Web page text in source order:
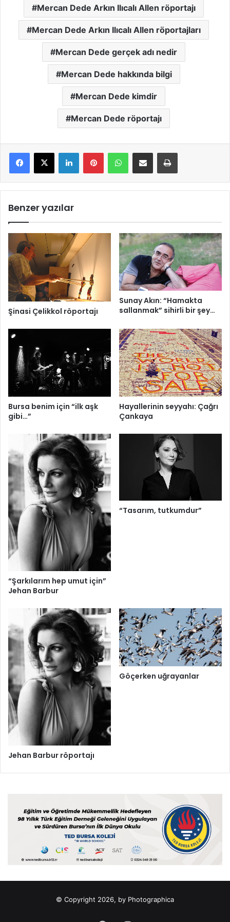
Mercan Dede Arkın Ilıcalı Allen röportajı
Mercan Dede Arkın Ilıcalı Allen röportajları
Mercan Dede gerçek adı nedir
Mercan Dede hakkında bilgi
Mercan Dede kimdir
Mercan Dede röportajı
Benzer yazılar
Şinasi Çelikkol röportajı
Sunay Akın: “Hamakta
sallanmak” sihirli bir şey…
Bursa benim için “ilk aşk
gibi…”
Hayallerinin seyyahı: Çağrı
Çankaya
“Şarkılarım hep umut için”
Jehan Barbur
“Tasarım, tutkumdur”
Jehan Barbur röportajı
Göçerken uğrayanlar
© Copyright 2026, by Photographica